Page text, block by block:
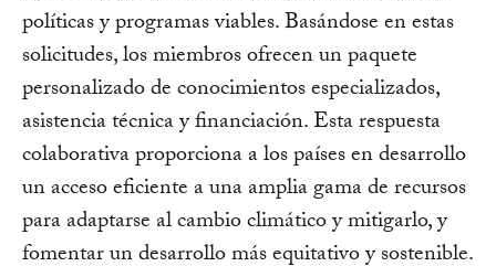
políticas y programas viables. Basándose en estas
solicitudes, los miembros ofrecen un paquete
personalizado de conocimientos especializados,
asistencia técnica y financiación. Esta respuesta
colaborativa proporciona a los países en desarrollo
un acceso eficiente a una amplia gama de recursos
para adaptarse al cambio climático y mitigarlo, y
fomentar un desarrollo más equitativo y sostenible.